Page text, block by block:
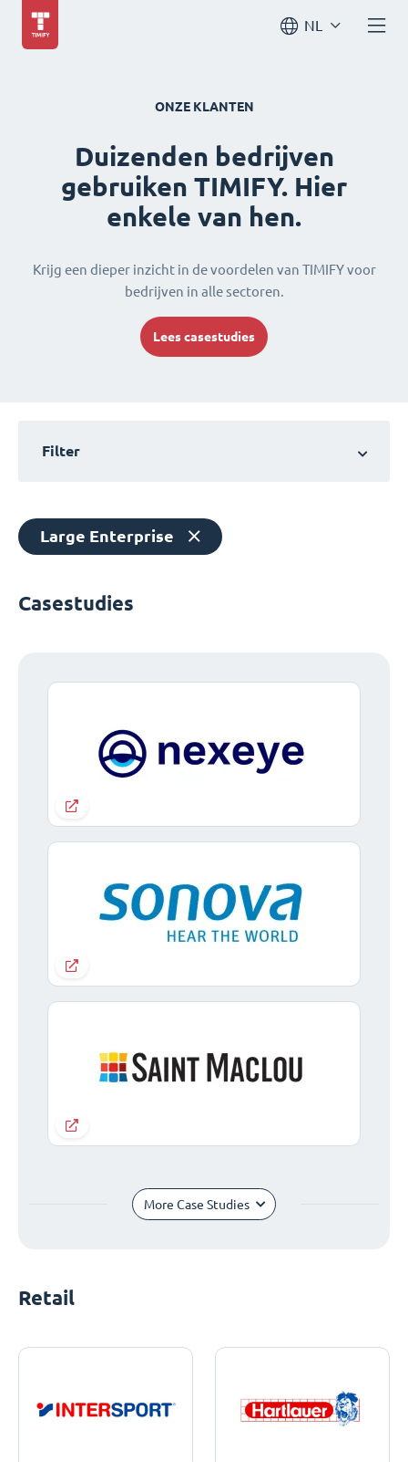
NL
ONZE KLANTEN
Duizenden bedrijven
gebruiken TIMIFY. Hier
enkele van hen.
Krijg een dieper inzicht in de voordelen van TIMIFY voor
bedrijven in alle sectoren.
Lees casestudies
Filter
Large Enterprise
Casestudies
More Case Studies
Retail